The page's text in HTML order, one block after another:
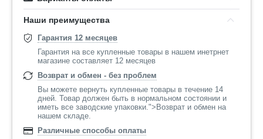
Наши преимущества
Гарантия 12 месяцев
Гарантия на все купленные товары в нашем инетрнет
магазине составляет 12 месяцев
Возврат и обмен - без проблем
Вы можете вернуть купленные товары в течение 14
дней. Товар должен быть в нормальном состоянии и
иметь все заводские упаковки.">Возврат и обмен на
нашем складе.
Различные способы оплаты